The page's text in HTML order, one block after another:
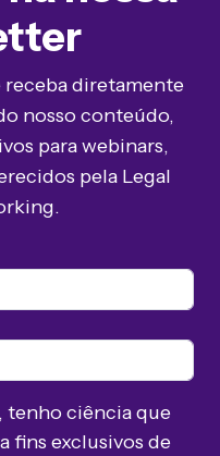
receba diretamente
nosso conteúdo,
para webinars,
pela Legal
tenho ciência que
fins exclusivos de